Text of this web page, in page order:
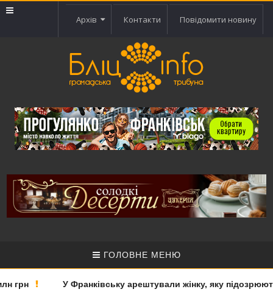
Архів Контакти Повідомити новину
ГОЛОВНЕ МЕНЮ
грн У Франківську арештували жінку, яку